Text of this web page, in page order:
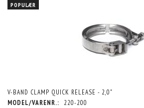
POPULÆR
V-BAND CLAMP QUICK RELEASE - 2,0"
MODEL/VARENR.:
220-200